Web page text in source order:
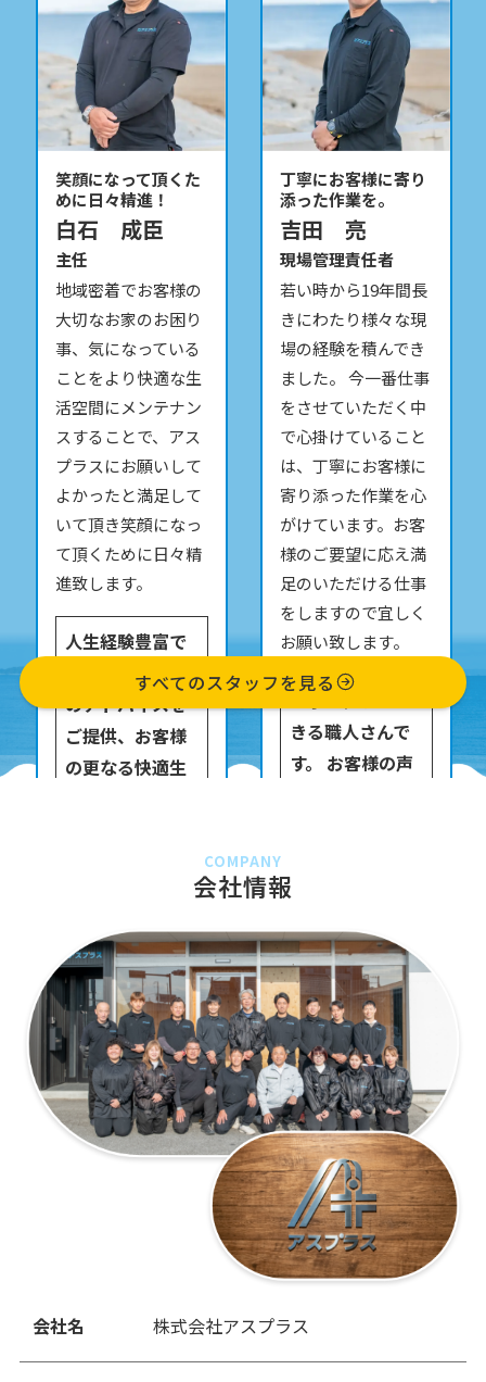
笑顔になって頂くた
めに日々精進！
白石 成臣
主任
地域密着でお客様の
大切なお家のお困り
事、気になっている
ことをより快適な生
活空間にメンテナン
スすることで、アス
プラスにお願いして
よかったと満足して
いて頂き笑顔になっ
て頂くために日々精
進致します。
人生経験豊富で
様々な角度から
のアドバイスを
ご提供、お客様
の更なる快適生
丁寧にお客様に寄り
添った作業を。
吉田 亮
現場管理責任者
若い時から19年間長
きにわたり様々な現
場の経験を積んでき
ました。 今一番仕事
をさせていただく中
で心掛けていること
は、丁寧にお客様に
寄り添った作業を心
がけています。お客
様のご要望に応え満
足のいただける仕事
をしますので宜しく
お願い致します。
丁寧な仕事がで
きる職人さんで
す。 お客様の声
吉田です。
すべてのスタッフを見る
COMPANY
会社情報
会社名 株式会社アスプラス